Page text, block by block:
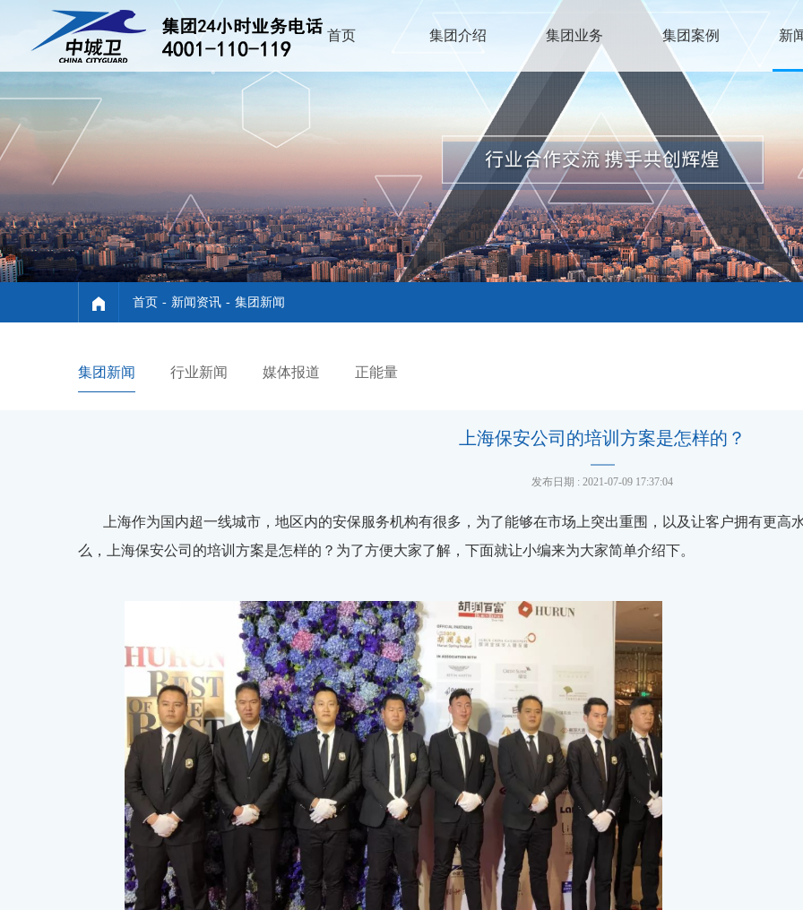
首页 集团介绍 集团业务 集团案例 新
首页 - 新闻资讯 - 集团新闻
集团新闻 行业新闻 媒体报道 正能量
上海保安公司的培训方案是怎样的？
发布日期 : 2021-07-09 17:37:04
上海作为国内超一线城市，地区内的安保服务机构有很多，为了能够在市场上突出重围，以及让客户拥有更
么，上海保安公司的培训方案是怎样的？为了方便大家了解，下面就让小编来为大家简单介绍下。